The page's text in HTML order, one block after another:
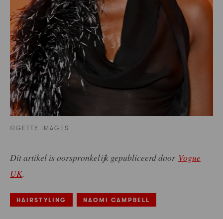
©GETTY IMAGES
Dit artikel is oorspronkelijk gepubliceerd door Vogue
UK.
HAIRSTYLING NAOMI CAMPBELL